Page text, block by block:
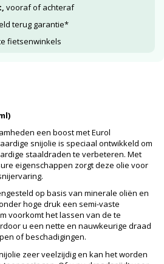
vooraf of achteraf
terug garantie*
fietsenwinkels
een boost met Eurol
snijolie is speciaal ontwikkeld om
staaldraden te verbeteren. Met
eigenschappen zorgt deze olie voor
op basis van minerale oliën en
hoge druk een semi-vaste
voorkomt het lassen van de te
u een nette en nauwkeurige draad
of beschadigingen.
zeer veelzijdig en kan het worden